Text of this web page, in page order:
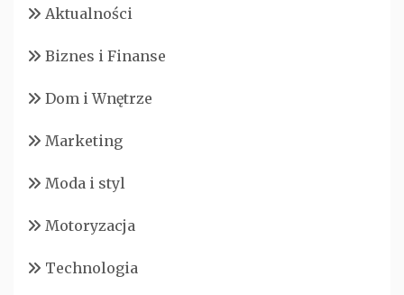
Aktualności
Biznes i Finanse
Dom i Wnętrze
Marketing
Moda i styl
Motoryzacja
Technologia